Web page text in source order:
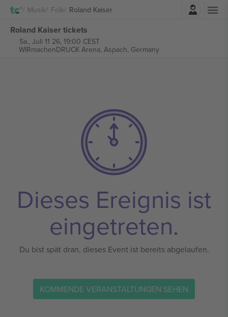
Musik Folk Roland Kaiser
Roland Kaiser tickets
Sa., Juli 11 26, 19:00 CEST
WIRmachenDRUCK Arena, Aspach, Germany
Dieses Ereignis ist
eingetreten.
Du bist spät dran, dieses Event ist bereits abgelaufen.
KOMMENDE VERANSTALTUNGEN SEHEN